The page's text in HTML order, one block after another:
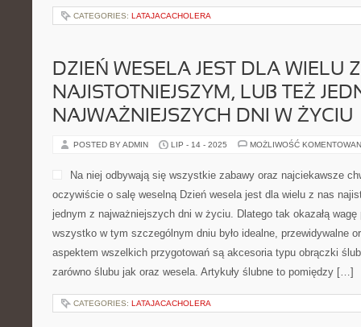
CATEGORIES: LATAJACACHOLERA
DZIEŃ WESELA JEST DLA WIELU
NAJISTOTNIEJSZYM, LUB TEŻ
NAJWAŻNIEJSZYCH DNI W ŻYCIU
POSTED BY ADMIN LIP - 14 - 2025 MOŻLIWOŚĆ
Na niej odbywają się wszystkie zabawy oraz najciekawsze
oczywiście o salę weselną Dzień wesela jest dla wielu z nas
jednym z najważniejszych dni w życiu. Dlatego tak okazałą wagę
wszystko w tym szczególnym dniu było idealne, przewidywalne
aspektem wszelkich przygotowań są akcesoria typu obrączki
zarówno ślubu jak oraz wesela. Artykuły ślubne to pomiędzy […]
CATEGORIES: LATAJACACHOLERA